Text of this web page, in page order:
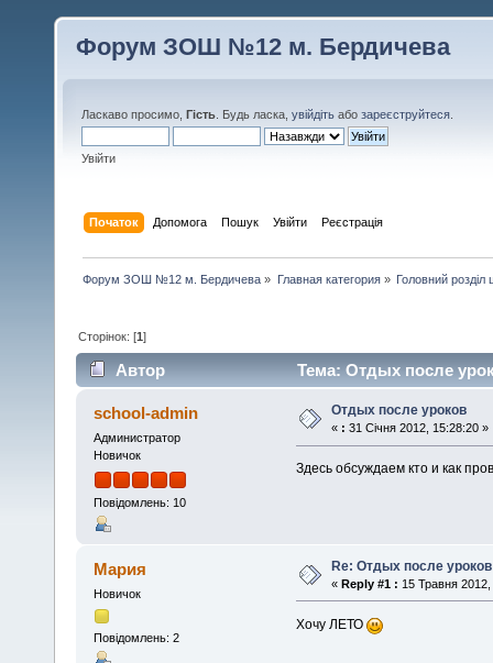
Форум ЗОШ №12 м. Бердичева
Ласкаво просимо, Гість . Будь ласка, увійдіть або зареєструйтеся
Увійти
Початок Допомога Пошук Увійти Реєстрація
Форум ЗОШ №12 м. Бердичева » Главная категория» Головний
Сторінок: [1]
Автор Тема: Отдых после
school-admin
Администратор
Новичок
Повідомлень: 10
Отдых после уроков
« : 31 Січня 2012, 15:28:20 »
Здесь обсуждаем кто и как
Мария
Новичок
Повідомлень: 2
Re: Отдых после уроков
« Reply #1 : 15 Травня
Хочу ЛЕТО